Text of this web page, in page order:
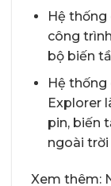
Hệ thống
công
bộ biến
Hệ thống
Explorer
pin, biến
ngoài trời
Xem thêm: